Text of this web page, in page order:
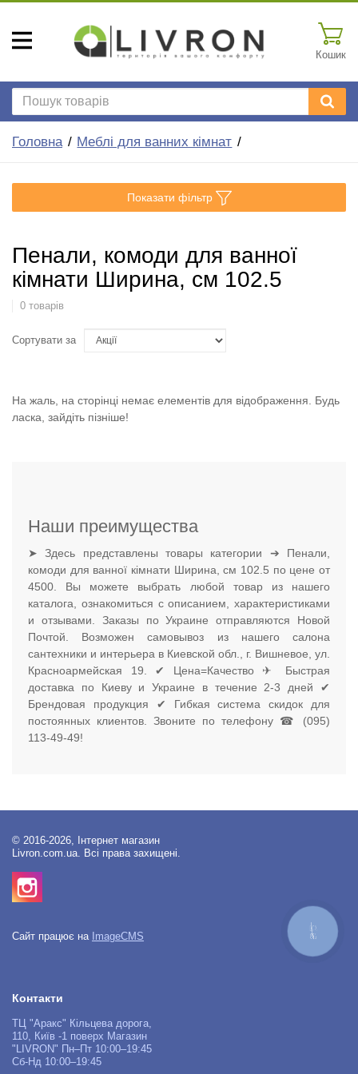
Кошик
Головна Меблі для ванних кімнат
Показати фільтр
Пенали, комоди для ванної
кімнати Ширина, см 102.5
0 товарів
Сортувати за
На жаль, на сторінці немає елементів для відображення. Будь
ласка, зайдіть пізніше!
Наши преимущества
➤ Здесь представлены товары категории ➔ Пенали,
комоди для ванної кімнати Ширина, см 102.5 по цене от
4500. Вы можете выбрать любой товар из нашего
каталога, ознакомиться с описанием, характеристиками
и отзывами. Заказы по Украине отправляются Новой
Почтой. Возможен самовывоз из нашего салона
сантехники и интерьера в Киевской обл., г. Вишневое, ул.
Красноармейская 19. ✔ Цена=Качество ✈ Быстрая
доставка по Киеву и Украине в течение 2-3 дней ✔
Брендовая продукция ✔ Гибкая система скидок для
постоянных клиентов. Звоните по телефону ☎ (095)
113-49-49!
© 2016-2026, Інтернет магазин
Livron.com.ua. Всі права захищені.
Сайт працює на ImageCMS
Контакти
ТЦ "Аракс" Кільцева дорога,
110, Київ -1 поверх Магазин
"LIVRON" Пн–Пт 10:00–19:45
Сб-Нд 10:00–19:45
КНОПКА
ЗВ'ЯЗКУ